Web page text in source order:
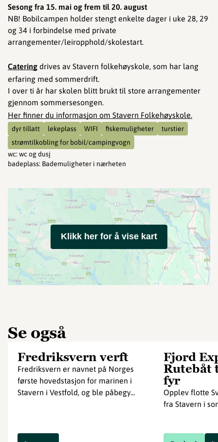
Sesong fra 15. mai og frem til 20. august
NB! Bobilcampen holder stengt enkelte dager i uke 28, 29
og 34 i forbindelse med private
arrangementer/leiropphold/skolestart. ​​​​
Catering drives av Stavern folkehøyskole, som har lang
erfaring med sommerdrift.
I over ti år har skolen blitt brukt til store arrangementer
gjennom sommersesongen.
Her finner du informasjon om Stavern Folkehøyskole.
dyr tillatt lekeplass WIFI fiskemuligheter
turstier
strømtilkobling for bobil/campingvogn
wc: wc og dusj
badeplass: Bademuligheter i nærheten
Klikk her for å vise kart
Se også
Fredriksvern verft
Fredriksvern er navnet på Norges
første hovedstasjon for marinen i
Stavern i Vestfold, og ble påbegy...
Fjord
Rutebåt
fyr
Opplev flotte
fra Stavern i